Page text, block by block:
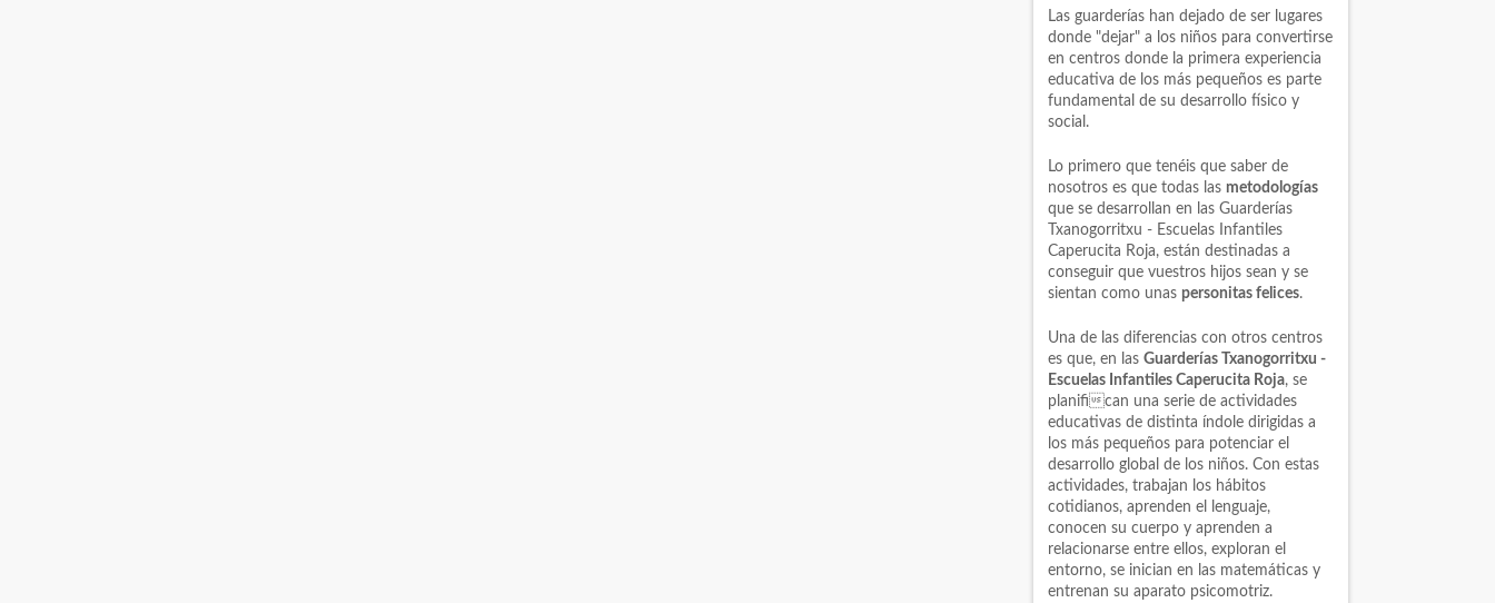
Las guarderías han dejado de ser lugares
donde "dejar" a los niños para convertirse
en centros donde la primera experiencia
educativa de los más pequeños es parte
fundamental de su desarrollo físico y
social.
Lo primero que tenéis que saber de
nosotros es que todas las metodologías
que se desarrollan en las Guarderías
Txanogorritxu - Escuelas Infantiles
Caperucita Roja, están destinadas a
conseguir que vuestros hijos sean y se
sientan como unas personitas felices.
Una de las diferencias con otros centros
es que, en lasGuarderías Txanogorritxu -
Escuelas Infantiles Caperucita Roja, se
planifican una serie de actividades
educativas de distinta índole dirigidas a
los más pequeños para potenciar el
desarrollo global de los niños. Con estas
actividades, trabajan los hábitos
cotidianos, aprenden el lenguaje,
conocen su cuerpo y aprenden a
relacionarse entre ellos, exploran el
entorno, se inician en las matemáticas y
entrenan su aparato psicomotriz.